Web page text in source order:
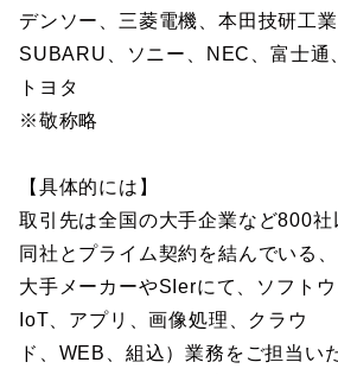
デンソー、三菱電機、本田技研工業
SUBARU、ソニー、NEC、富士通
トヨタ
※敬称略
【具体的には】
取引先は全国の大手企業など800社
同社とプライム契約を結んでいる、
大手メーカーやSIerにて、ソフトウ
IoT、アプリ、画像処理、クラウ
ド、WEB、組込）業務をご担当い